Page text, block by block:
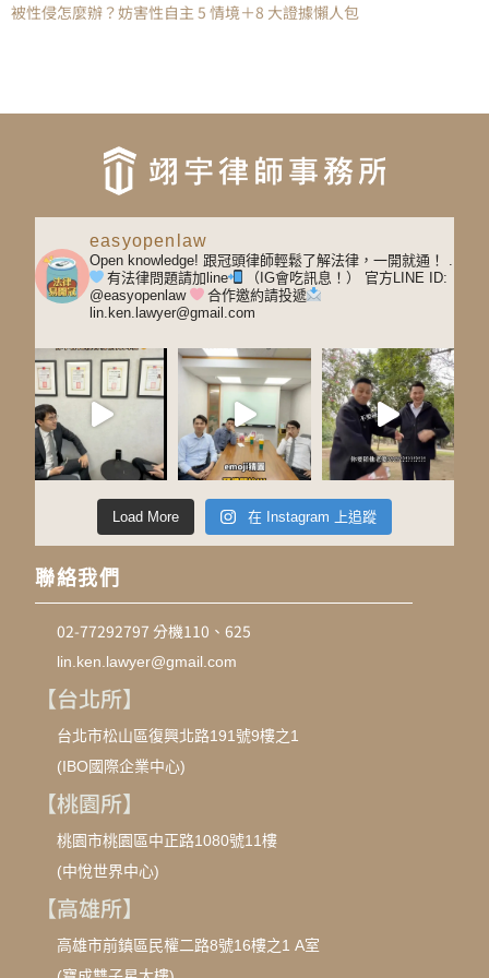
被性侵怎麼辦？妨害性自主 5 情境＋8 大證據懶人包
easyopenlaw
Open knowledge! 跟冠頭律師輕鬆了解法律，一開就通！
.
有法律問題請加line
（IG會吃訊息！）
官方LINE ID:
@easyopenlaw
合作邀約請投遞
lin.ken.lawyer@gmail.com
Load More 在 Instagram 上追蹤
聯絡我們
02-77292797 分機110、625
lin.ken.lawyer@gmail.com
【台北所】
台北市松山區復興北路191號9樓之1
(IBO國際企業中心)
【桃園所】
桃園市桃園區中正路1080號11樓
(中悅世界中心)
【高雄所】
高雄市前鎮區民權二路8號16樓之1 A室